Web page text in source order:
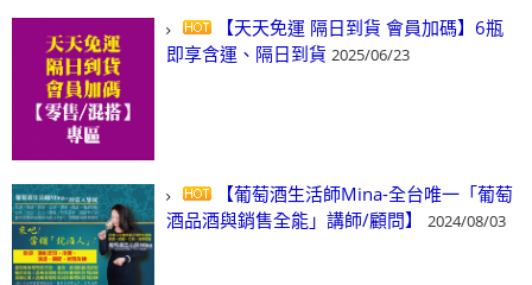
【天天免運 隔日到貨 會員加碼】6瓶
即享含運、隔日到貨 2025/06/23
【葡萄酒生活師Mina-全台唯一「葡萄
酒品酒與銷售全能」講師/顧問】
2024/08/03